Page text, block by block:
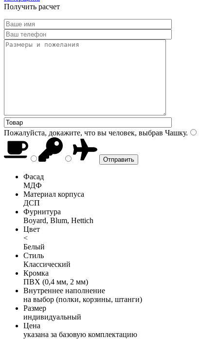
Получить расчет
Пожалуйста, докажите, что вы человек, выбрав Чашку.
Фасад
МДФ
Материал корпуса
ДСП
Фурнитура
Boyard, Blum, Hettich
Цвет
<
Белый
Стиль
Классический
Кромка
ПВХ (0,4 мм, 2 мм)
Внутреннее наполнение
на выбор (полки, корзины, штанги)
Размер
индивидуальный
Цена
указана за базовую комплектацию